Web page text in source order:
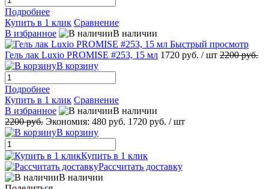
Подробнее
Купить в 1 клик Сравнение
В избранное
В наличии
Быстрый просмотр
Гель лак Luxio PROMISE #253, 15 мл 1720 руб. / шт 2200 руб.
В корзину
Подробнее
Купить в 1 клик Сравнение
В избранное
В наличии
2200 руб. Экономия: 480 руб. 1720 руб. / шт
В корзину
Купить в 1 клик
Рассчитать доставку
В наличии